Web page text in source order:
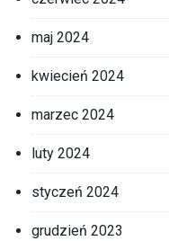
maj 2024
kwiecień 2024
marzec 2024
luty 2024
styczeń 2024
grudzień 2023